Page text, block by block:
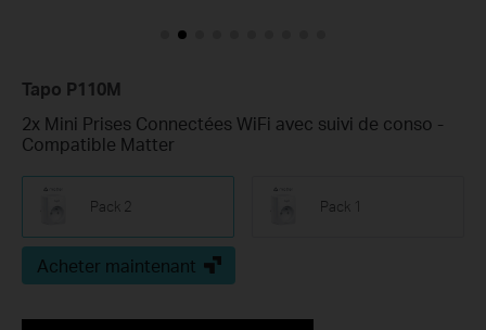
Tapo P110M
2x Mini Prises Connectées WiFi avec suivi de conso -
Compatible Matter
Pack 2 Pack 1
Acheter maintenant